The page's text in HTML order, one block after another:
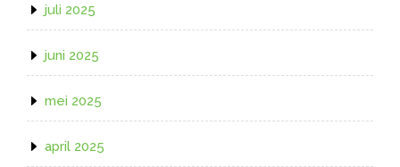
juli 2025
juni 2025
mei 2025
april 2025